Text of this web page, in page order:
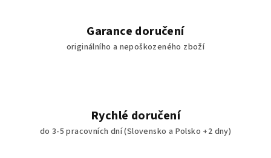
Garance doručení
originálního a nepoškozeného zboží
Rychlé doručení
do 3-5 pracovních dní (Slovensko a Polsko +2 dny)